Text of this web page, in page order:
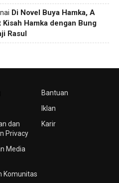
Di Novel Buya Hamka, A
Kisah Hamka dengan Bung
Rasul
dan
Privacy
Media
Komunitas
Bantuan
Iklan
Karir